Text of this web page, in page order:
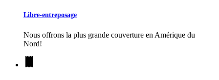
Libre-entreposage
Nous offrons la plus grande couverture en Amérique du
Nord!